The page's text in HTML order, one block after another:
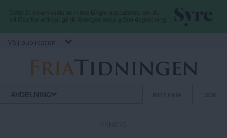
Hoppa till huvudinnehåll
Välj publikation
F
AVDELNING